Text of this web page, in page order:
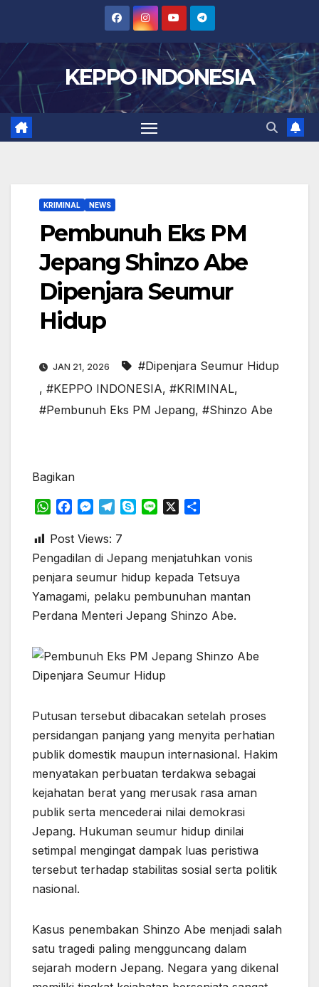
content
KEPPO INDONESIA
KRIMINAL NEWS
Pembunuh Eks PM
Jepang Shinzo Abe
Dipenjara Seumur
Hidup
JAN 21, 2026
#Dipenjara Seumur Hidup
, #KEPPO INDONESIA, #KRIMINAL,
#Pembunuh Eks PM Jepang, #Shinzo Abe
Bagikan
W
a
t
s
A
p
p
c
e
o
o
k
M
s
s
n
g
e
T
l
e
r
a
m
S
p
e
e
r
e
Post Views: 7
Pengadilan di Jepang menjatuhkan vonis
penjara seumur hidup kepada Tetsuya
Yamagami, pelaku pembunuhan mantan
Perdana Menteri Jepang Shinzo Abe.
Putusan tersebut dibacakan setelah proses
persidangan panjang yang menyita perhatian
publik domestik maupun internasional. Hakim
menyatakan perbuatan terdakwa sebagai
kejahatan berat yang merusak rasa aman
publik serta mencederai nilai demokrasi
Jepang. Hukuman seumur hidup dinilai
setimpal mengingat dampak luas peristiwa
tersebut terhadap stabilitas sosial serta politik
nasional.
Kasus penembakan Shinzo Abe menjadi salah
satu tragedi paling mengguncang dalam
sejarah modern Jepang. Negara yang dikenal